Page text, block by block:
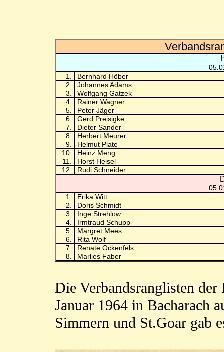
1.
Bernhard Höber
2.
Johannes Adams
3.
Wolfgang Gatzek
4.
Rainer Wagner
5.
Peter Jäger
6.
Gerd Preisigke
7.
Dieter Sander
8.
Herbert Meurer
9.
Helmut Plate
10.
Heinz Meng
11.
Horst Heisel
12.
Rudi Schneider
1.
Erika Witt
2.
Doris Schmidt
3.
Inge Strehlow
4.
Irmtraud Schupp
5.
Margret Mees
6.
Rita Wolf
7.
Renate Ockenfels
8.
Marlies Faber
Die Verbandsranglisten
Januar 1964 in Bacharach
Simmern und St.Goar gab